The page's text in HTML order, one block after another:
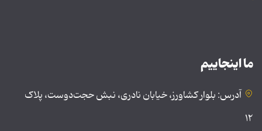
ما اینجاییم
آدرس: بلوار کشاورز، خیابان نادری، نبش حجت‌دوست، پلاک
۱۲